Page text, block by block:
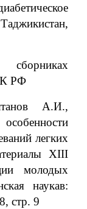
РФ
А.И.,
легких
XIII
молодых
наукав:
стр. 9